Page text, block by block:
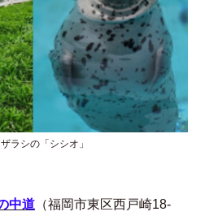
ラシの「シシオ」
中道 （福岡市東区西戸崎18-